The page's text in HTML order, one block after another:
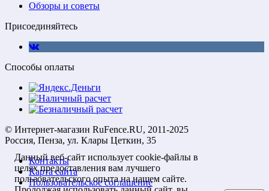
Обзоры и советы
Присоединяйтесь
Способы оплаты
© Интернет-магазин RuFence.RU, 2011-2025
Россия, Пенза, ул. Клары Цеткин, 35
Контакты
Карта сайта
Пользовательское соглашение
Данный веб-сайт использует cookie-файлы в
целях предоставления вам лучшего
пользовательского опыта на нашем сайте.